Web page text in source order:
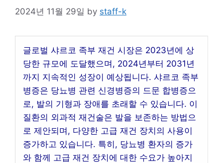
2024년 11월 29일 by staff-k
글로벌 샤르코 족부 재건 시장은 2023년에 상
당한 규모에 도달했으며, 2024년부터 2031년
까지 지속적인 성장이 예상됩니다. 샤르코 족부
병증은 당뇨병 관련 신경병증의 드문 합병증으
로, 발의 기형과 장애를 초래할 수 있습니다. 이
질환의 외과적 재건술은 발을 보존하는 방법으
로 제안되며, 다양한 고급 재건 장치의 사용이
증가하고 있습니다. 특히, 당뇨병 환자의 증가
와 함께 고급 재건 장치에 대한 수요가 높아지